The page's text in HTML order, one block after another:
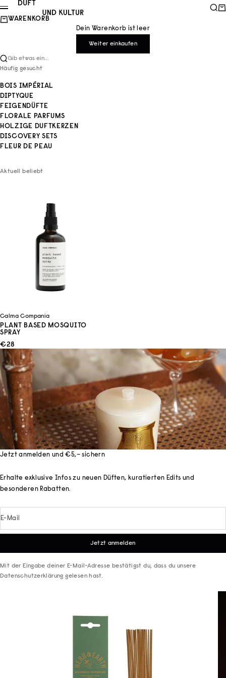
Zum Inhalt springen
Duft und Kultur
Menü
WARENKORB
Dein Warenkorb ist leer
Weiter einkaufen
Gib etwas ein...
Häufig gesucht
BOIS IMPÉRIAL
DIPTYQUE
FEIGENDÜFTE
FLORALE PARFUMS
HOLZIGE DUFTKERZEN
DISCOVERY SETS
FLEUR DE PEAU
Aktuell beliebt
Calma Compania
PLANT BASED MOSQUITO
SPRAY
ANGEBOT
€28
Jetzt anmelden und €5,– sichern
Erhalte exklusive Infos zu neuen Düften, kuratierten Edits und
besonderen Rabatten.
E-Mail
Jetzt anmelden
Mit der Eingabe deiner E-Mail-Adresse bestätigst du, dass du unsere
Datenschutzerklärung gelesen hast.